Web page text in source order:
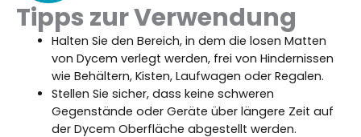
Tipps zur Verwendung
Halten Sie den Bereich, in dem die losen Matten
von Dycem verlegt werden, frei von Hindernissen
wie Behältern, Kisten, Laufwagen oder Regalen.
Stellen Sie sicher, dass keine schweren
Gegenstände oder Geräte über längere Zeit auf
der Dycem Oberfläche abgestellt werden.